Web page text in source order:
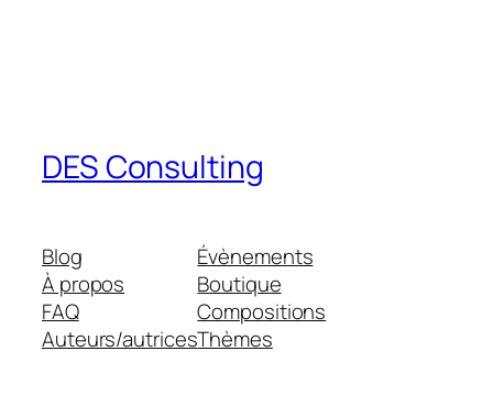
DES Consulting
Blog
À propos
FAQ
Auteurs/autrices
Évènements
Boutique
Compositions
Thèmes